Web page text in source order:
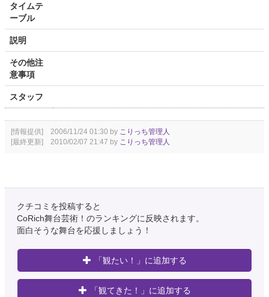
タイムテ
ーブル
説明
その他注
意事項
スタッフ
[情報提供] 2006/11/24 01:30 by こりっち管理人
[最終更新] 2010/02/07 21:47 by こりっち管理人
クチコミを投稿すると
CoRich舞台芸術！のランキングに反映されます。
面白そうな舞台を応援しましょう！
「観たい！」に追加する
「観てきた！」に追加する